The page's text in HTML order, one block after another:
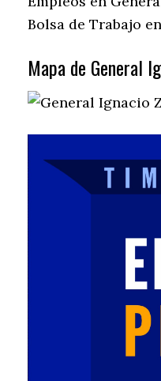
Bolsa de Trabajo
Mapa de General